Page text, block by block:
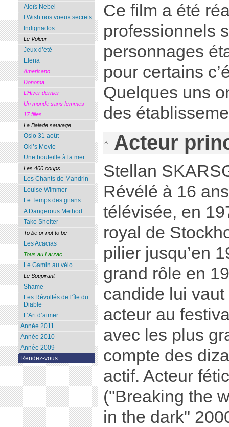
Ce film a été
professionnels
personnages
pour certains
Quelques uns
des
Acteur
Stellan
Révélé à 16
télévisée, en
royal de
pilier jusqu’en
grand rôle en
candide lui
acteur au
avec les plus
compte des
actif. Acteur
("Breaking the
in the dark"
Aloïs Nebel
I Wish nos voeux secrets
Indignados
Le Voleur
Jeux d’été
Elena
Americano
Donoma
L’Hiver dernier
Un monde sans femmes
17 filles
La Balade sauvage
Oslo 31 août
Oki’s Movie
Une bouteille à la mer
Les 400 coups
Les Chants de Mandrin
Louise Wimmer
Le Temps des gitans
A Dangerous Method
Take Shelter
To be or not to be
Les Acacias
Tous au Larzac
Le Gamin au vélo
Le Soupirant
Shame
Les Révoltés de l’île du
Diable
L’Art d’aimer
Année 2011
Année 2010
Année 2009
Rendez-vous